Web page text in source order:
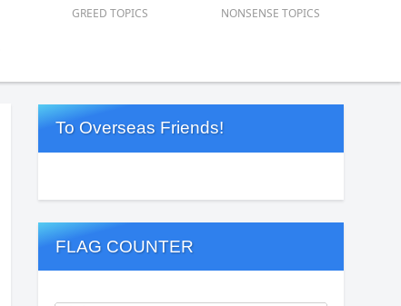
GREED TOPICS
NONSENSE TOPICS
To Overseas Friends!
FLAG COUNTER